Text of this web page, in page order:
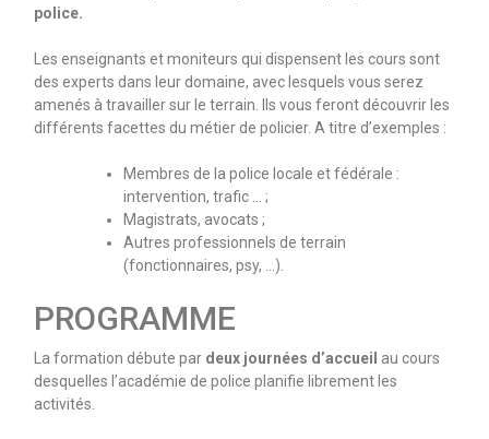
police.
Les enseignants et moniteurs qui dispensent les cours sont
des experts dans leur domaine, avec lesquels vous serez
amenés à travailler sur le terrain. Ils vous feront découvrir les
différents facettes du métier de policier. A titre d’exemples :
Membres de la police locale et fédérale :
intervention, trafic … ;
Magistrats, avocats ;
Autres professionnels de terrain
(fonctionnaires, psy, …).
PROGRAMME
La formation débute par deux journées d’accueil au cours
desquelles l’académie de police planifie librement les
activités.